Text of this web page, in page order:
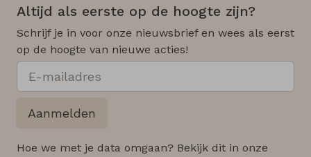
Altijd als eerste op de hoogte zijn?
Schrijf je in voor onze nieuwsbrief en wees als eerst
op de hoogte van nieuwe acties!
Aanmelden
Hoe we met je data omgaan? Bekijk dit in onze